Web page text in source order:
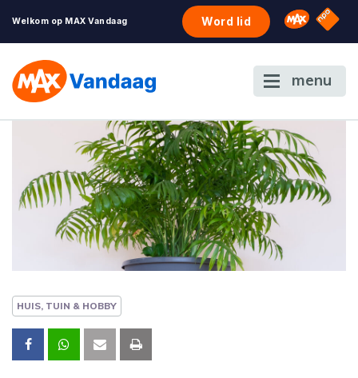
Welkom op MAX Vandaag Word lid Omroep
NPO
menu
HUIS, TUIN & HOBBY